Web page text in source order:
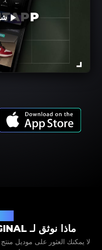
ماذا نوثق لـ GLASHUTTE ORIGINAL